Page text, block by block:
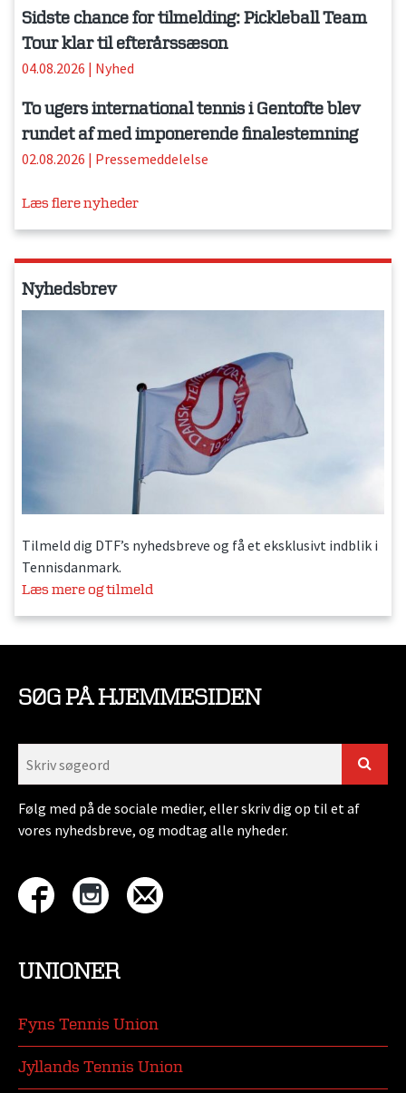
Sidste chance for tilmelding: Pickleball Team
Tour klar til efterårssæson
04.08.2026 | Nyhed
To ugers international tennis i Gentofte blev
rundet af med imponerende finalestemning
02.08.2026 | Pressemeddelelse
Læs flere nyheder
Nyhedsbrev
Tilmeld dig DTF’s nyhedsbreve og få et eksklusivt indblik i
Tennisdanmark.
Læs mere og tilmeld
SØG PÅ HJEMMESIDEN
Følg med på de sociale medier, eller skriv dig op til et af
vores nyhedsbreve, og modtag alle nyheder.
UNIONER
Fyns Tennis Union
Jyllands Tennis Union